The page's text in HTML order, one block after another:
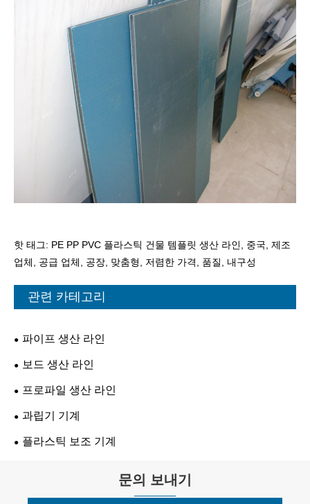
핫 태그: PE PP PVC 플라스틱 건물 템플릿 생산 라인, 중국, 제조
업체, 공급 업체, 공장, 맞춤형, 저렴한 가격, 품질, 내구성
관련 카테고리
파이프 생산 라인
보드 생산 라인
프로파일 생산 라인
과립기 기계
플라스틱 보조 기계
문의 보내기